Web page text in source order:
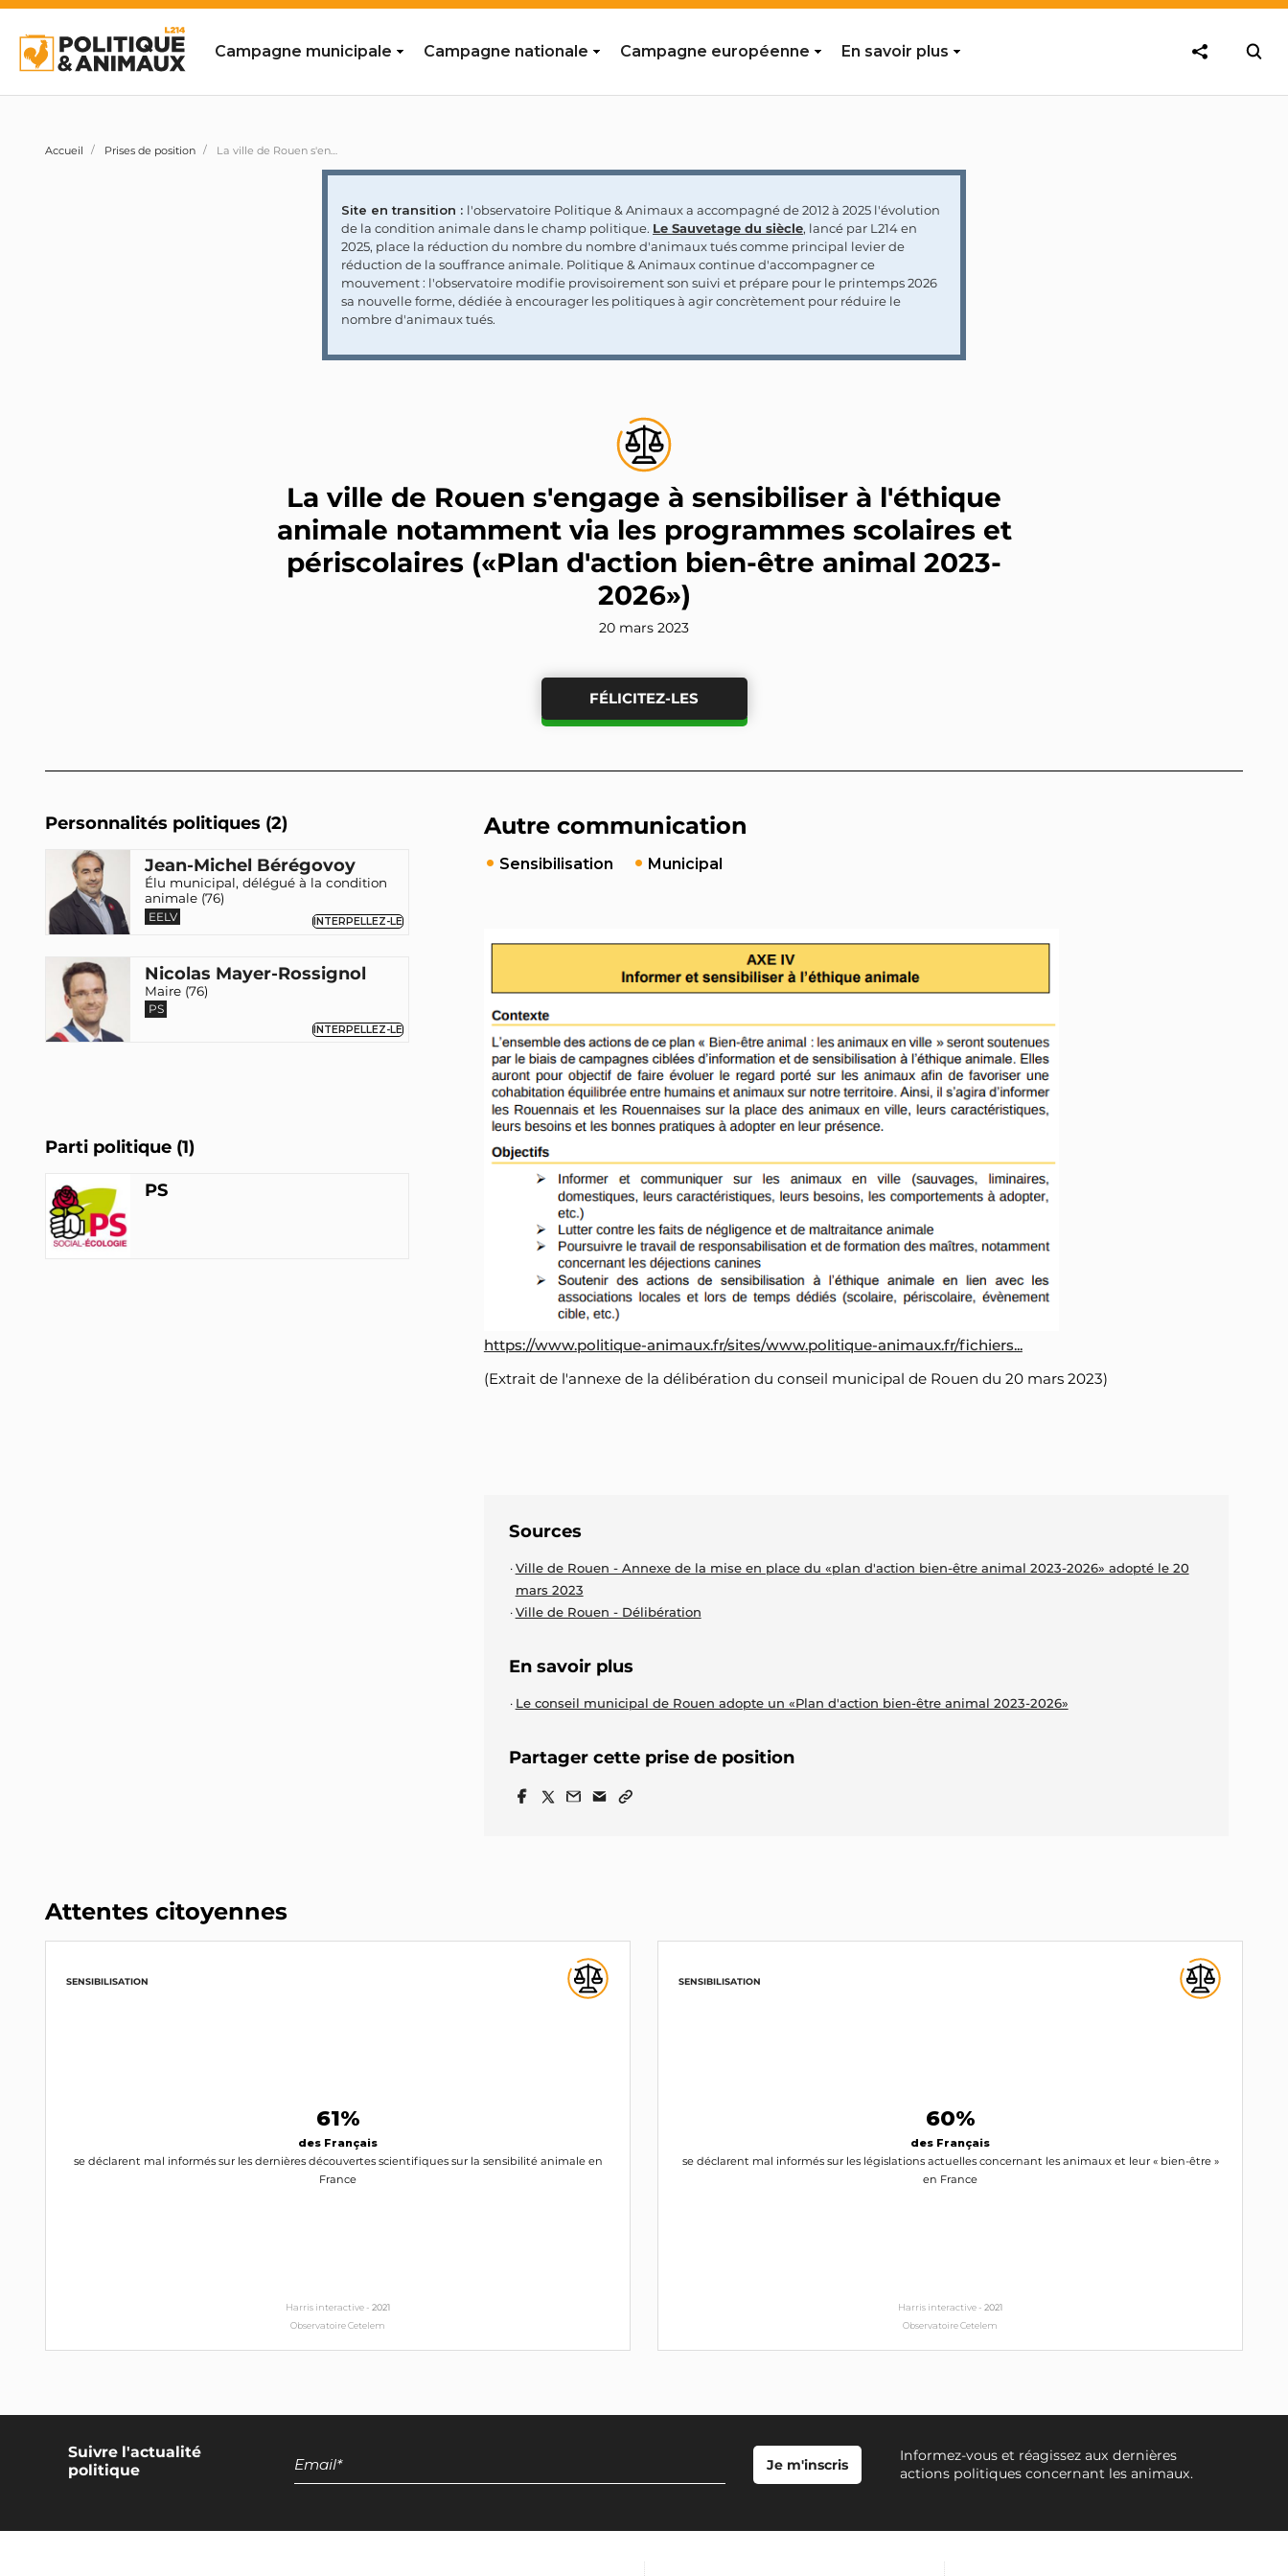
Campagne municipale Campagne nationale Campagne européenne En savoir plus
Accueil Prises de position La ville de Rouen s'engage à sensibiliser à l'éthique animale notamment via les programmes scolaires et périscolaires («Plan d'action bien-être animal 2023-2026»)
Site en transition : l'observatoire Politique & Animaux a accompagné de 2012 à 2025 l'évolution
de la condition animale dans le champ politique. Le Sauvetage du siècle, lancé par L214 en
2025, place la réduction du nombre du nombre d'animaux tués comme principal levier de
réduction de la souffrance animale. Politique & Animaux continue d'accompagner ce
mouvement : l'observatoire modifie provisoirement son suivi et prépare pour le printemps 2026
sa nouvelle forme, dédiée à encourager les politiques à agir concrètement pour réduire le
nombre d'animaux tués.
La ville de Rouen s'engage à sensibiliser à l'éthique
animale notamment via les programmes scolaires et
périscolaires («Plan d'action bien-être animal 2023-
2026»)
20 mars 2023
FÉLICITEZ-LES
Personnalités politiques (2)
Jean-Michel Bérégovoy
Élu municipal, délégué à la condition
animale (76)
EELV INTERPELLEZ-LE
Nicolas Mayer-Rossignol
Maire (76)
PS
INTERPELLEZ-LE
Parti politique (1)
PS
Autre communication
Sensibilisation Municipal
https://www.politique-animaux.fr/sites/www.politique-animaux.fr/fichiers...
(Extrait de l'annexe de la délibération du conseil municipal de Rouen du 20 mars 2023)
Sources
Ville de Rouen - Annexe de la mise en place du «plan d'action bien-être animal 2023-2026» adopté le 20
mars 2023
Ville de Rouen - Délibération
En savoir plus
Le conseil municipal de Rouen adopte un «Plan d'action bien-être animal 2023-2026»
Partager cette prise de position
Attentes citoyennes
SENSIBILISATION
61%
des Français
se déclarent mal informés sur les dernières découvertes scientifiques sur la sensibilité animale en
France
Harris interactive - 2021
Observatoire Cetelem
SENSIBILISATION
60%
des Français
se déclarent mal informés sur les législations actuelles concernant les animaux et leur « bien-être »
en France
Harris interactive - 2021
Observatoire Cetelem
Suivre l'actualité
politique
Informez-vous et réagissez aux dernières
actions politiques concernant les animaux.